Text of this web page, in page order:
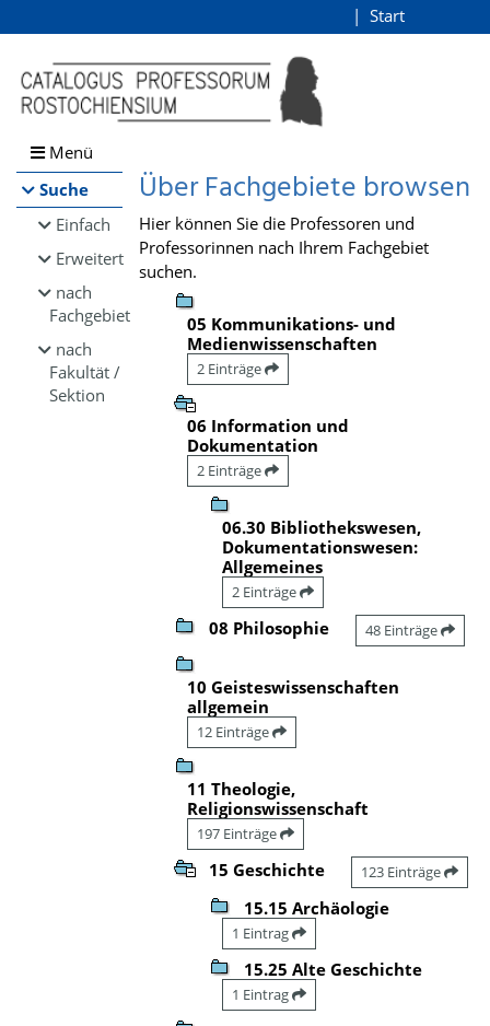
Browsen
direkt zum Inhalt
Start
Menü
Suche
Einfach
Erweitert
nach
Fachgebiet
nach
Fakultät /
Sektion
Über Fachgebiete browsen
Hier können Sie die Professoren und
Professorinnen nach Ihrem Fachgebiet
suchen.
05 Kommunikations- und
Medienwissenschaften
2 Einträge
06 Information und
Dokumentation
2 Einträge
06.30 Bibliothekswesen,
Dokumentationswesen:
Allgemeines
2 Einträge
08 Philosophie 48 Einträge
10 Geisteswissenschaften
allgemein
12 Einträge
11 Theologie,
Religionswissenschaft
197 Einträge
15 Geschichte 123 Einträge
15.15 Archäologie
1 Eintrag
15.25 Alte Geschichte
1 Eintrag